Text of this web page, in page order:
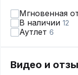
Мгновенная
В наличии 12
Аутлет 6
Видео и